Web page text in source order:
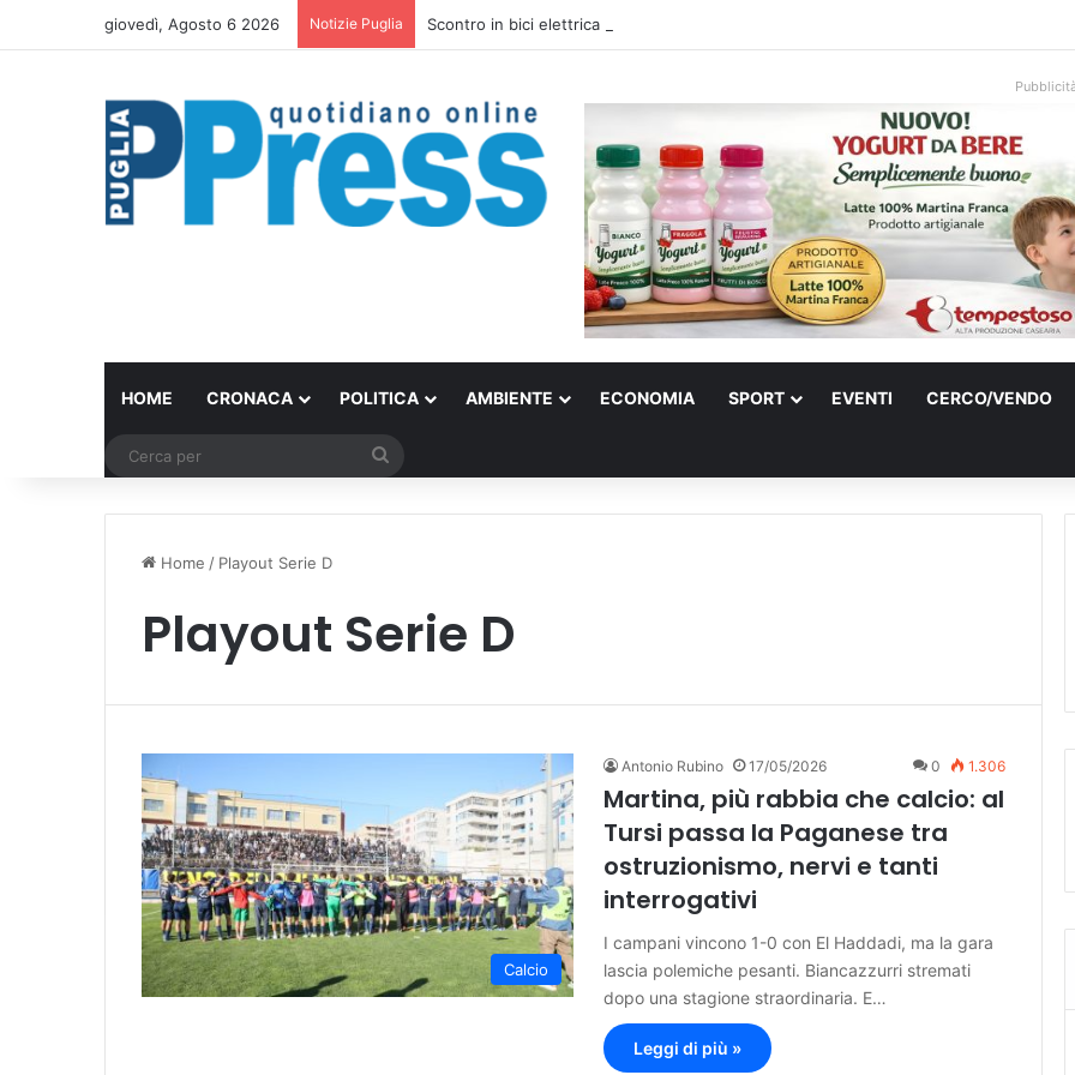
giovedì, Agosto 6 2026 Notizie Puglia Scontro in bici elettrica a Francavilla Fontana, due 15enni ricoverati in gravi condizioni
HOME CRONACA POLITICA AMBIENTE ECONOMIA SPORT EVENTI CERCO/VENDO
Home / Playout Serie D
Playout Serie D
Calcio
Antonio Rubino 17/05/2026 0 1.306
Martina, più rabbia che calcio: al
Tursi passa la Paganese tra
ostruzionismo, nervi e tanti
interrogativi
I campani vincono 1-0 con El Haddadi, ma la gara
lascia polemiche pesanti. Biancazzurri stremati
dopo una stagione straordinaria. E…
Leggi di più »